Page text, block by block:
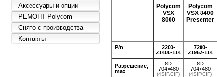
Аксессуары и опции
РЕМОНТ Polycom
Снято с производства
Контакты
Polycom
VSX
8000
Polycom
VSX 8400
Presenter
P/n
2200-
21400-114
7200-
21962-114
Разрешение,
max
SD
704×480
(4SIF/CIF)
SD
704×480
(4SIF/CIF)